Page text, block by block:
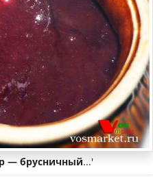
— брусничный...'